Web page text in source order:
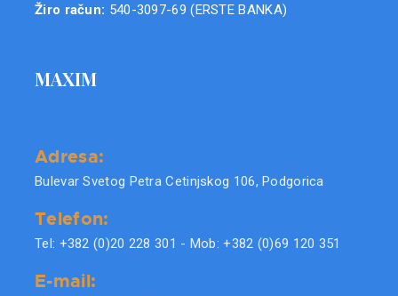
Žiro račun: 540-3097-69 (ERSTE BANKA)
MAXIM
Adresa:
Bulevar Svetog Petra Cetinjskog 106, Podgorica
Telefon:
Tel: +382 (0)20 228 301 - Mob: +382 (0)69 120 351
E-mail: